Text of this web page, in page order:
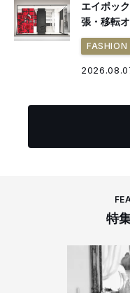
エイポッ
張・移転
FASHION
特